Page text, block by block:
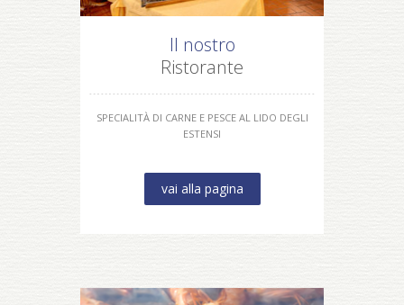
Il nostro
Ristorante
SPECIALITÀ DI CARNE E PESCE AL LIDO DEGLI
ESTENSI
vai alla pagina